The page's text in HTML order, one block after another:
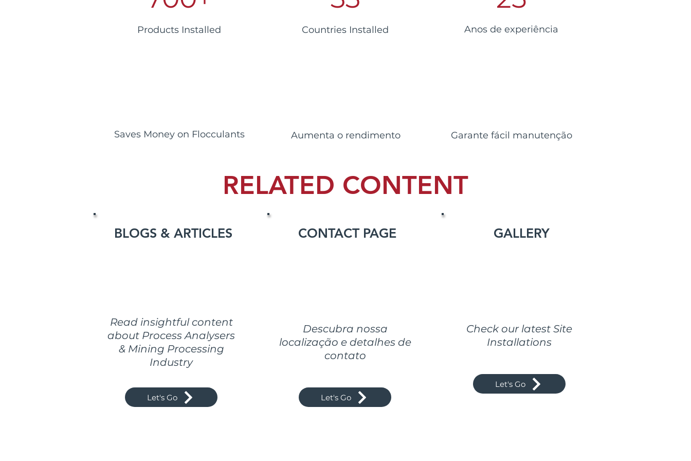
Products Installed
Saves Money on Flocculants
Countries Installed
Aumenta o rendimento
Anos de experiência
Garante fácil manutenção
RELATED CONTENT
BLOGS & ARTICLES
Read insightful content
about Process Analysers
& Mining Processing
Industry
Let's Go
CONTACT PAGE
Descubra nossa
localização e detalhes de
contato
Let's Go
GALLERY
Check our latest Site
Installations
Let's Go